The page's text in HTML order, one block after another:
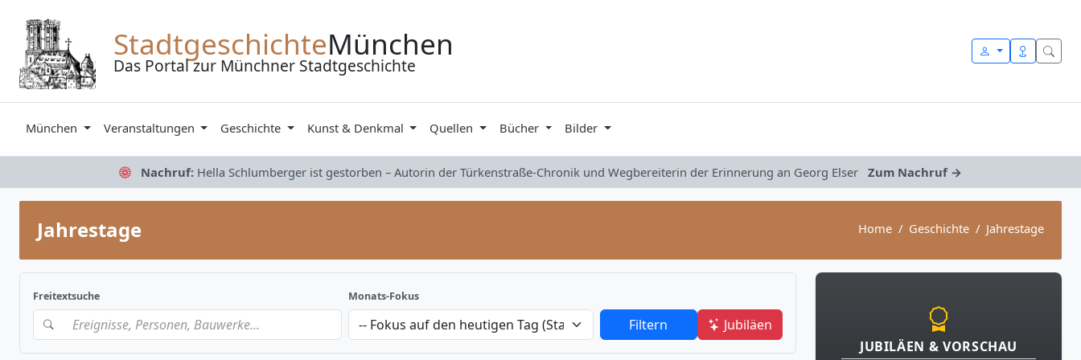
StadtgeschichteMünchen
Das Portal zur Münchner Stadtgeschichte
München Veranstaltungen Geschichte Kunst & Denkmal Quellen Bücher Bilder
Nachruf: Hella Schlumberger ist gestorben – Autorin der Türkenstraße-Chronik und Wegbereiterin der Erinnerung an Georg Elser Zum Nachruf →
Jahrestage Home Geschichte Jahrestage
Freitextsuche Monats-Fokus
Filtern Jubiläen
JUBILÄEN & VORSCHAU